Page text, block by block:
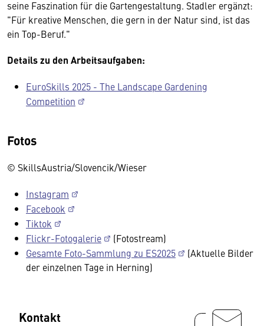
seine Faszination für die Gartengestaltung. Stadler ergänzt:
"Für kreative Menschen, die gern in der Natur sind, ist das
ein Top-Beruf."
Details zu den Arbeitsaufgaben:
EuroSkills 2025 - The Landscape Gardening
Competition
Fotos
© SkillsAustria/Slovencik/Wieser
Instagram
Facebook
Tiktok
Flickr-Fotogalerie
(Fotostream)
Gesamte Foto-Sammlung zu ES2025
(Aktuelle Bilder
der einzelnen Tage in Herning)
Kontakt